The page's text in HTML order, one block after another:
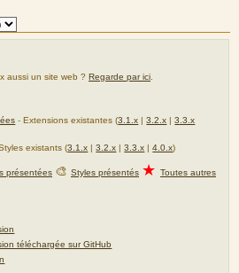
aussi un site web ? Regarde par ici.
-Extensions existantes (3.1.x |3.2.x |3.3.x
existants (3.1.x |3.2.x |3.3.x |4.0.x)
présentées 🎨 Styles présentés ★ Toutes autres
téléchargée sur GitHub